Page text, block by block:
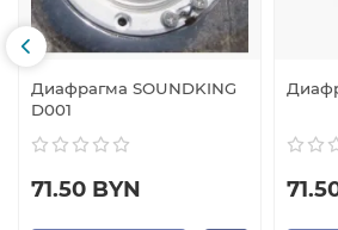
Диафрагма SOUNDKING
D001
71.50 BYN